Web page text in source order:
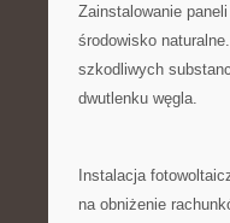
Zainstalowanie
⁣środowisko
szkodliwych
dwutlenku węgla.
Instalacja‍
na obniżenie